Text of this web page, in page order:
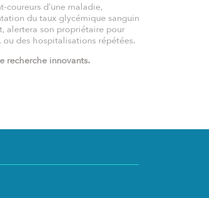
coureurs d’une maladie,
du taux glycémique sanguin
alertera son propriétaire pour
ou des hospitalisations répétées.
recherche innovants.